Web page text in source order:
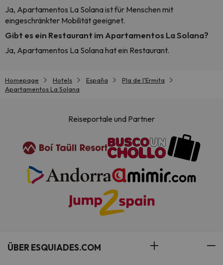
Ja, Apartamentos La Solana ist für Menschen mit
eingeschränkter Mobilität geeignet.
Gibt es ein Restaurant im Apartamentos La Solana?
Ja, Apartamentos La Solana hat ein Restaurant.
Homepage Hotels España
Pla de l'Ermita
Apartamentos La Solana
Reiseportale und Partner
ÜBER ESQUIADES.COM